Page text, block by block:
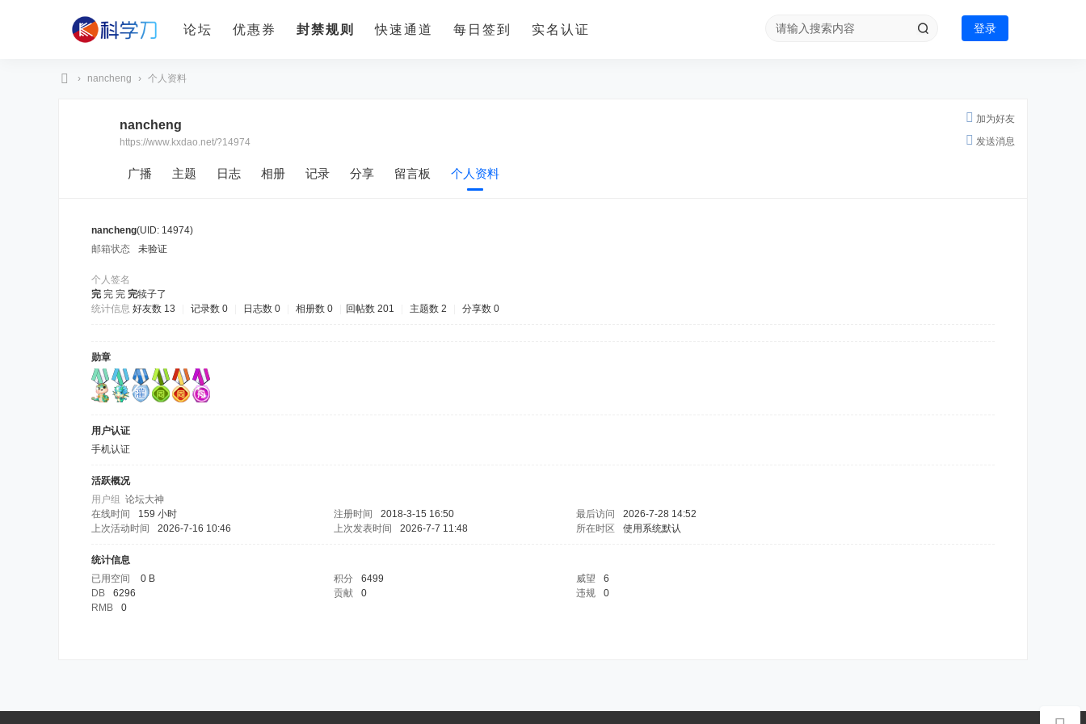
论坛 优惠券 封禁规则 快速通道 每日签到 实名认证 登录
› nancheng › 个人资料
加为好友
发送消息
nancheng
https://www.kxdao.net/?14974
广播 主题 日志 相册 记录 分享 留言板 个人资料
nancheng(UID: 14974)
邮箱状态
未验证
个人签名
完 完 完 完犊子了
统计信息 好友数 13 记录数 0 日志数 0 相册数 0 回帖数 201 主题数 2 分享数 0
勋章
用户认证
手机认证
活跃概况
用户组 论坛大神
在线时间
159 小时 注册时间 2018-3-15 16:50 最后访问
2026-7-28 14:52
上次活动时间
2026-7-16 10:46 上次发表时间 2026-7-7 11:48 所在时区 使用系统默认
统计信息
已用空间
0 B 积分 6499 威望
6
DB
6296 贡献 0 违规
0
RMB
0